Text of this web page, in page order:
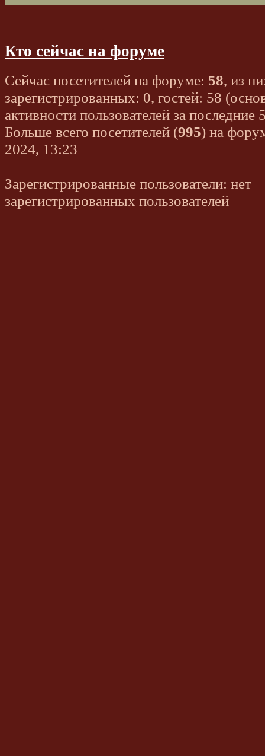
Кто сейчас на форуме
Сейчас посетителей на форуме: 58, из
зарегистрированных: 0, гостей: 58
активности пользователей за последние
Больше всего посетителей (995) на
2024, 13:23
Зарегистрированные пользователи: нет
зарегистрированных пользователей